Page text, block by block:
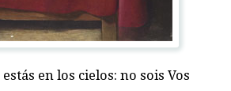
estás en los cielos: no sois Vos